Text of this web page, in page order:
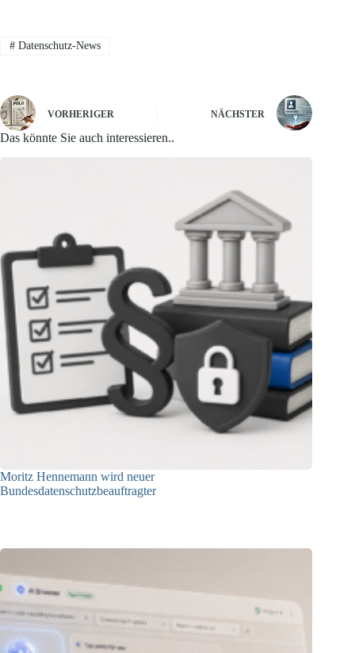
#Datenschutz-News
VORHERIGER NÄCHSTER
Das könnte Sie auch interessieren..
Moritz Hennemann wird neuer
Bundesdatenschutzbeauftragter